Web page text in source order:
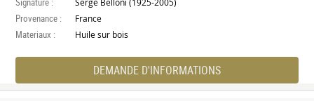
Serge Belloni (1925-2005)
Provenance : France
Materiaux : Huile sur bois
DEMANDE D'INFORMATIONS